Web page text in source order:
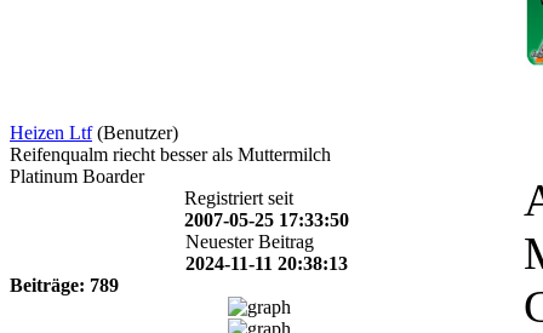
Heizen Ltf (Benutzer)
Reifenqualm riecht besser als Muttermilch
Platinum Boarder
Registriert seit
2007-05-25 17:33:50
Neuester Beitrag
2024-11-11 20:38:13
Beiträge: 789